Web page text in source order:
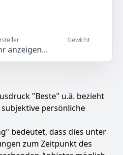
Gewicht
Angebot
anzeigen...
"Beste" u.ä. bezieht
persönliche
bedeutet, dass dies unter
zum Zeitpunkt des